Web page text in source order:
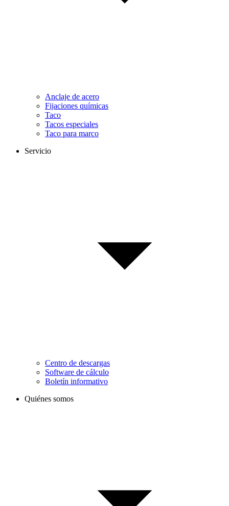
Anclaje de acero
Fijaciones químicas
Taco
Tacos especiales
Taco para marco
Servicio
Centro de descargas
Software de cálculo
Boletín informativo
Quiénes somos